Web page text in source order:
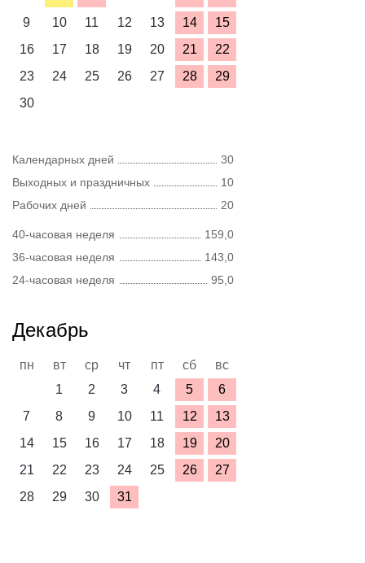
9
10 11 12 13 14
15
16
17 18 19 20 21
22
23
24 25 26 27 28
29
30
Календарных дней
30
Выходных и праздничных
10
Рабочих дней
20
40-часовая неделя
159,0
36-часовая неделя
143,0
24-часовая неделя
95,0
Декабрь
пн вт ср чт пт сб
вс
1
2 3 4 5
6
7
8 9 10 11 12
13
14
15 16 17 18 19
20
21
22 23 24 25 26
27
28
29 30 31